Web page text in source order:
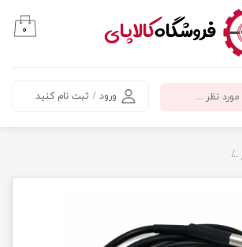
​فروشگاهکالاپای
ورود / ثبت نام کنید
۰